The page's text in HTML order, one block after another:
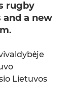
rugby
a new
Lietuvos